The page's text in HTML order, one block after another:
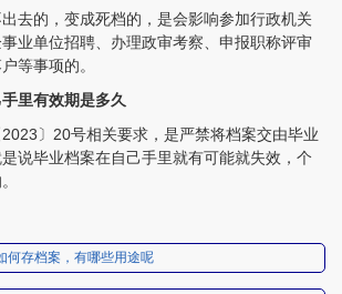
的，变成死档的，是会影响参加行政机关
业单位招聘、办理政审考察、申报职称评审
等事项的。
里有效期是多久
〕20号相关要求，是严禁将档案交由毕业
说毕业档案在自己手里就有可能就失效，个
何存档案，有哪些用途呢
【申请成功】
【申请成功】
【申请成功】
【申请成功】